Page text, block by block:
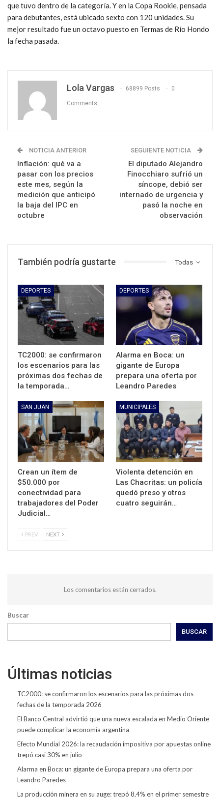
que tuvo dentro de la categoría. Y en la Copa Rookie, pensada
para debutantes, está ubicado sexto con 120 unidades. Su
mejor resultado fue un octavo puesto en Termas de Río Hondo
la fecha pasada.
Lola Vargas 68899 Posts 0
Comments
NOTICIA ANTERIOR
Inflación: qué va a
pasar con los precios
este mes, según la
medición que anticipó
la baja del IPC en
octubre
SEGUIENTE NOTICIA
El diputado Alejandro
Finocchiaro sufrió un
síncope, debió ser
internado de urgencia y
pasó la noche en
observación
Todas
También podría gustarte
DEPORTES
TC2000: se confirmaron
los escenarios para las
próximas dos fechas de
la temporada…
DEPORTES
Alarma en Boca: un
gigante de Europa
prepara una oferta por
Leandro Paredes
SAN JUAN
Crean un ítem de
$50.000 por
conectividad para
trabajadores del Poder
Judicial…
MUNICIPALES
Violenta detención en
Las Chacritas: un policía
quedó preso y otros
cuatro seguirán…
PREV NEXT
Los comentarios están cerrados.
Buscar
BUSCAR
Últimas noticias
TC2000: se confirmaron los escenarios para las próximas dos
fechas de la temporada 2026
El Banco Central advirtió que una nueva escalada en Medio Oriente
puede complicar la economía argentina
Efecto Mundial 2026: la recaudación impositiva por apuestas online
trepó casi 30% en julio
Alarma en Boca: un gigante de Europa prepara una oferta por
Leandro Paredes
La producción minera en su auge: trepó 8,4% en el primer semestre